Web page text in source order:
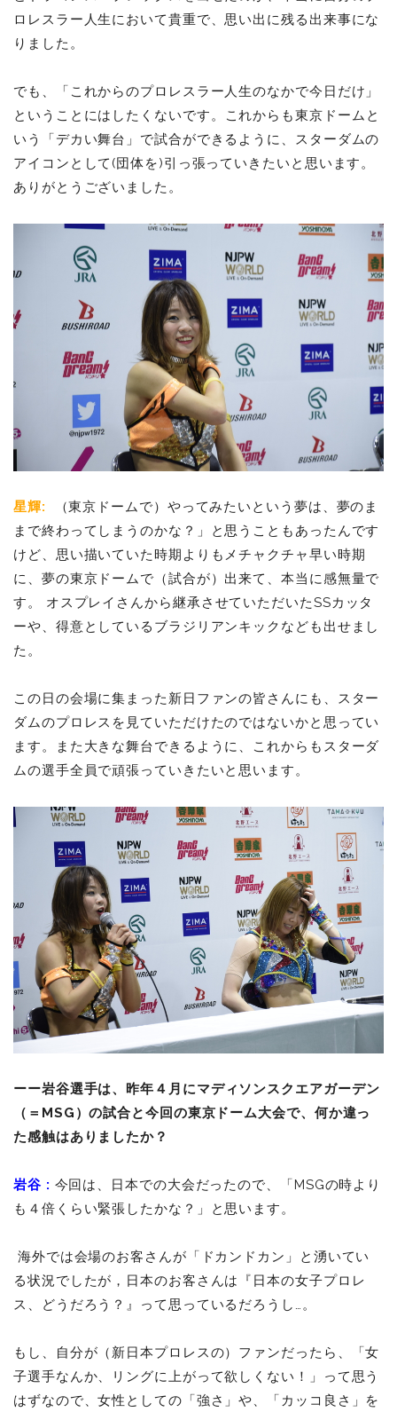
ロレスラー人生において貴重で、思い出に残る出来事にな
りました。
でも、「これからのプロレスラー人生のなかで今日だけ」
ということにはしたくないです。
これからも東京ドームと
いう「デカい舞台」で試合ができるように、スターダムの
アイコンとして(団体を)引っ張っていきたいと思います。
ありがとうございました。
星輝:
（東京ドームで）やってみたいという夢は、夢のま
まで終わってしまうのかな？」と思うこともあったんです
けど、思い描いていた時期よりもメチャクチャ早い時期
に、夢の東京ドームで（試合が）出来て、本当に感無量で
す。 オスプレイさんから継承させていただいたSSカッタ
ーや、得意としているブラジリアンキックなども出せまし
た。
この日の会場に集まった新日ファンの皆さんにも、スター
ダムのプロレスを見ていただけたのではないかと思ってい
ます。また大きな舞台できるように、これからもスターダ
ムの選手全員で頑張っていきたいと思います。
ーー岩谷選手は、昨年４月にマディソンスクエアガーデン
（＝MSG）の試合と今回の東京ドーム大会で、何か違っ
た感触はありましたか？
岩谷 : 今回は、日本での大会だったので、「MSGの時より
も４倍くらい緊張したかな？」と思います。
海外では会場のお客さんが「ドカンドカン」と湧いてい
る状況でしたが，日本のお客さんは『日本の女子プロレ
ス、どうだろう？』って思っているだろうし…。
もし、自分が（新日本プロレスの）ファンだったら、「女
子選手なんか、リングに上がって欲しくない！」って思う
はずなので、女性としての「強さ」や、「カッコ良さ」を